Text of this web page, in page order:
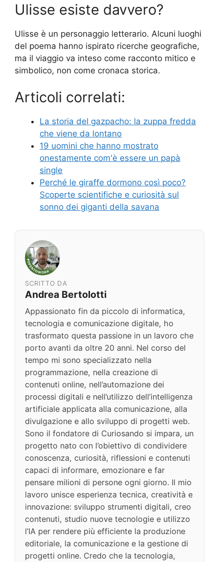
Ulisse esiste davvero?
Ulisse è un personaggio letterario. Alcuni luoghi
del poema hanno ispirato ricerche geografiche,
ma il viaggio va inteso come racconto mitico e
simbolico, non come cronaca storica.
Articoli correlati:
La storia del gazpacho: la zuppa fredda
che viene da lontano
19 uomini che hanno mostrato
onestamente com'è essere un papà
single
Perché le giraffe dormono così poco?
Scoperte scientifiche e curiosità sul
sonno dei giganti della savana
SCRITTO DA
Andrea Bertolotti
Appassionato fin da piccolo di informatica,
tecnologia e comunicazione digitale, ho
trasformato questa passione in un lavoro che
porto avanti da oltre 20 anni. Nel corso del
tempo mi sono specializzato nella
programmazione, nella creazione di
contenuti online, nell’automazione dei
processi digitali e nell’utilizzo dell’intelligenza
artificiale applicata alla comunicazione, alla
divulgazione e allo sviluppo di progetti web.
Sono il fondatore di Curiosando si impara, un
progetto nato con l’obiettivo di condividere
conoscenza, curiosità, riflessioni e contenuti
capaci di informare, emozionare e far
pensare milioni di persone ogni giorno. Il mio
lavoro unisce esperienza tecnica, creatività e
innovazione: sviluppo strumenti digitali, creo
contenuti, studio nuove tecnologie e utilizzo
l’IA per rendere più efficiente la produzione
editoriale, la comunicazione e la gestione di
progetti online. Credo che la tecnologia,